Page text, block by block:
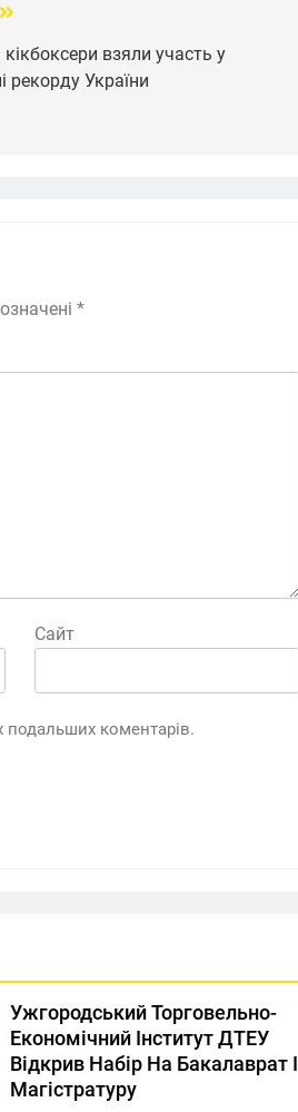
взяли участь у
рекорду України
*
Сайт
подальших коментарів.
Ужгородський Торговельно-
Економічний Інститут ДТЕУ
Відкрив Набір На Бакалаврат І
Магістратуру